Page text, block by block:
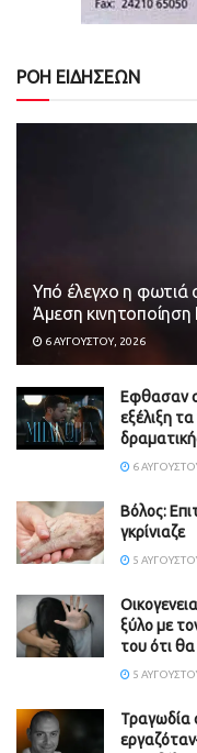
ΡΟΗ ΕΙΔΗΣΕΩΝ
Υπό έλεγχο η φωτιά
Άμεση
6 ΑΥΓΟΎΣΤΟΥ, 2026
Εφθασαν
εξέλιξη
6
Βόλος:
γκρίνιαζε
5
ξύλο με
του ότι
5
Τραγωδία